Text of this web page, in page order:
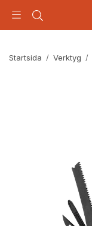
Startsida / Verktyg /